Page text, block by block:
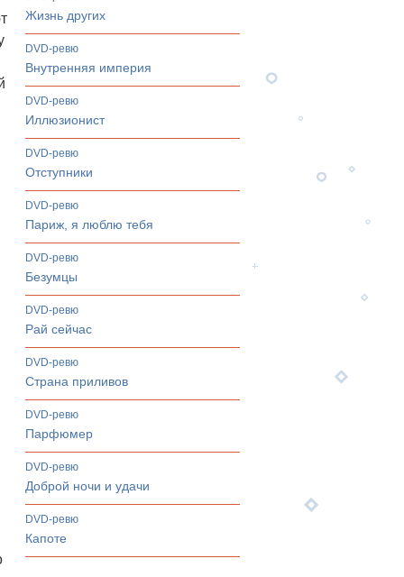
Жизнь других
DVD-ревю
Внутренняя империя
DVD-ревю
Иллюзионист
DVD-ревю
Отступники
DVD-ревю
Париж, я люблю тебя
DVD-ревю
Безумцы
DVD-ревю
Рай сейчас
DVD-ревю
Страна приливов
DVD-ревю
Парфюмер
DVD-ревю
Доброй ночи и удачи
DVD-ревю
Капоте